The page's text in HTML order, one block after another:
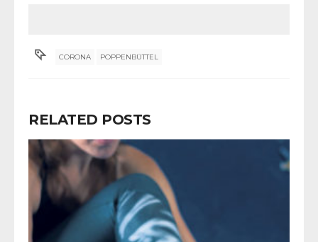
CORONA POPPENBÜTTEL
RELATED POSTS